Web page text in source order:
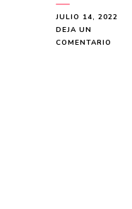
JULIO 14, 2022
DEJA UN
COMENTARIO